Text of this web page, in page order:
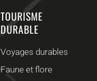
TOURISME
DURABLE
Voyages durables
Faune et flore